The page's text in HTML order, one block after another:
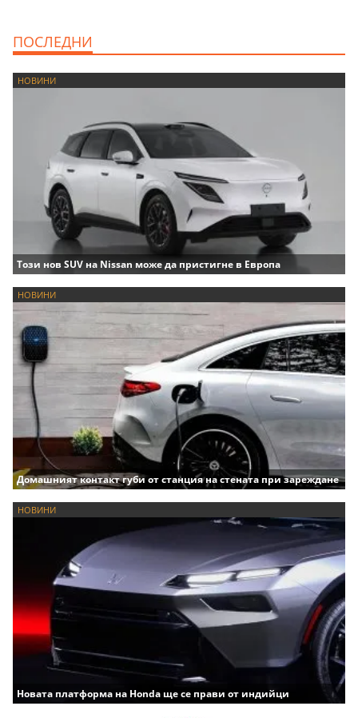
ПОСЛЕДНИ
НОВИНИ
Този нов SUV на Nissan може да пристигне в Европа
НОВИНИ
Домашният контакт губи от станция на стената при зареждане
НОВИНИ
Новата платформа на Honda ще се прави от индийци